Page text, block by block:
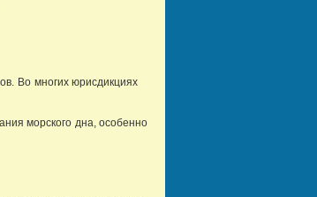
Во многих юрисдикциях
морского дна, особенно